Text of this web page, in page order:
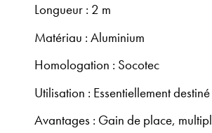
Longueur : 2 m
Matériau : Aluminium
Homologation : Socotec
Utilisation : Essentiellement
Avantages : Gain de place,